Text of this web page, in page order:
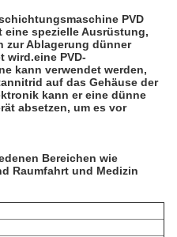
PVD
spezielle Ausrüstung,
zur Ablagerung dünner
wird.eine PVD-
kann verwendet werden,
auf das Gehäuse der
kann er eine dünne
absetzen, um es vor
Bereichen wie
Raumfahrt und Medizin